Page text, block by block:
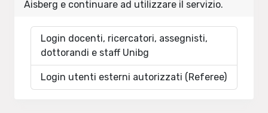
Aisberg e continuare ad utilizzare il servizio.
Login docenti, ricercatori, assegnisti,
dottorandi e staff Unibg
Login utenti esterni autorizzati (Referee)